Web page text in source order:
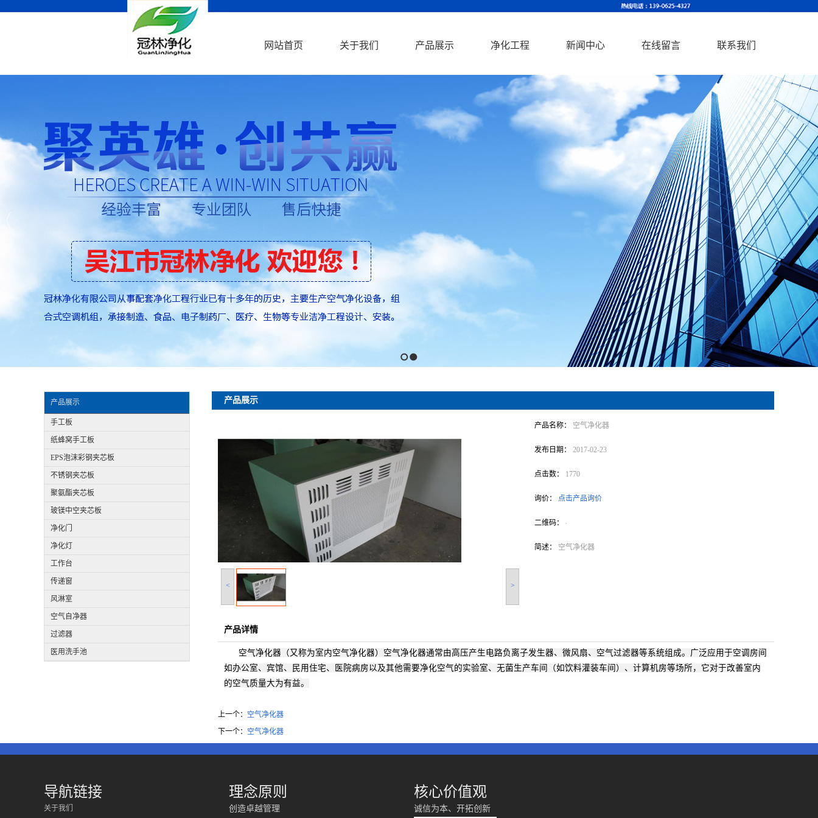
网站首页 关于我们 产品展示 净化工程 新闻中心 在线留言 联系我们
1 2
产品展示
手工板
纸蜂窝手工板
EPS泡沫彩钢夹芯板
不锈钢夹芯板
聚氨酯夹芯板
玻镁中空夹芯板
净化门
净化灯
工作台
传递窗
风淋室
空气自净器
过滤器
医用洗手池
产品展示
< >
产品名称： 空气净化器
发布日期： 2017-02-23
点击数： 1770
询价： 点击产品询价
二维码：
简述： 空气净化器
产品详情
空气净化器（又称为室内空气净化器）空气净化器通常由高压产生电路负离子发生器、微风扇、空气过滤器等系统组成。广泛应用于空调房间
如办公室、宾馆、民用住宅、医院病房以及其他需要净化空气的实验室、无菌生产车间（如饮料灌装车间）、计算机房等场所，它对于改善室内
的空气质量大为有益。
上一个： 空气净化器
下一个： 空气净化器
导航链接
关于我们
理念原则
创造卓越管理
核心价值观
诚信为本、开拓创新